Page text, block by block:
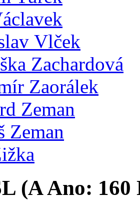
Vlček
Zachardová
Zaorálek
Zeman
Zeman
(AAno: 160